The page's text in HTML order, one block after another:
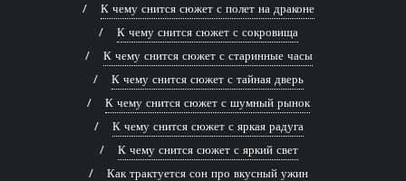
К чему снится сюжет с полет на драконе
К чему снится сюжет с сокровища
К чему снится сюжет с старинные часы
К чему снится сюжет с тайная дверь
К чему снится сюжет с шумный рынок
К чему снится сюжет с яркая радуга
К чему снится сюжет с яркий свет
Как трактуется сон про вкусный ужин